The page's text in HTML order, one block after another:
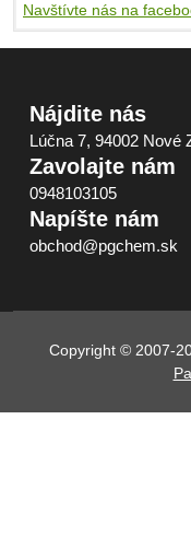
Navštívte nás na
Nájdite nás
Lúčna 7, 94002 Nové
Zavolajte nám
0948103105
Napíšte nám
obchod@pgchem.sk
Copyright © 2007-